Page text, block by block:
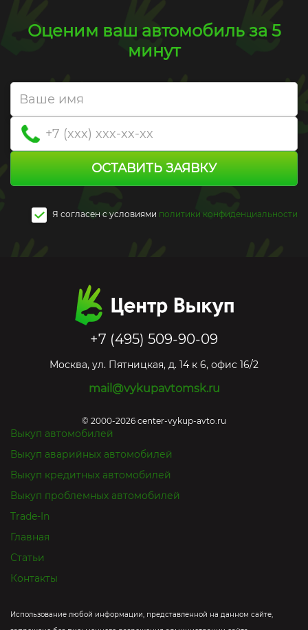
Оценим ваш автомобиль за 5
минут
ОСТАВИТЬ ЗАЯВКУ
Я согласен c условиями политики конфиденциальности
+7 (495) 509-90-09
Москва, ул. Пятницкая, д. 14 к 6, офис 16/2
mail@vykupavtomsk.ru
© 2000-2026 center-vykup-avto.ru
Выкуп автомобилей
Выкуп аварийных автомобилей
Выкуп кредитных автомобилей
Выкуп проблемных автомобилей
Trade-In
Главная
Статьи
Контакты
Использование любой информации, представленной на данном сайте,